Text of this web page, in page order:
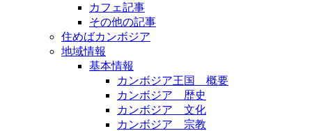
カフェ記事
その他の記事
住めばカンボジア
地域情報
基本情報
カンボジア王国 概要
カンボジア 歴史
カンボジア 文化
カンボジア 宗教